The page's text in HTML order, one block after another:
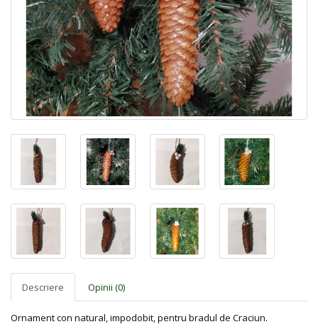
Descriere Opinii (0)
Ornament con natural, impodobit, pentru bradul de Craciun.